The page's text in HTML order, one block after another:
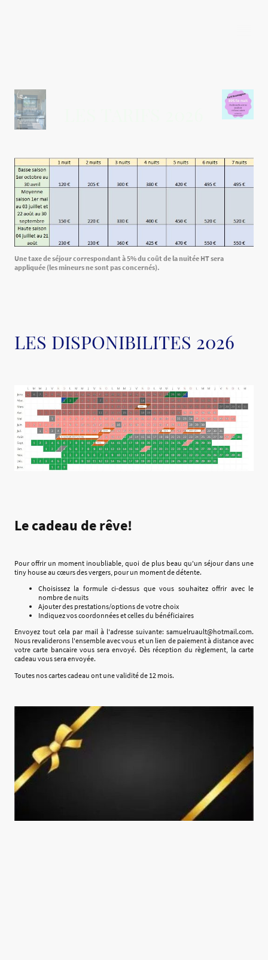
Une taxe de séjour correspondant à 5% du coût de la nuitée HT sera
appliquée (les mineurs ne sont pas concernés).
LES DISPONIBILITES 2026
Le cadeau de rêve!
Pour offrir un moment inoubliable, quoi de plus beau qu'un séjour dans une
tiny house au cœurs des vergers, pour un moment de détente.
Choisissez la formule ci-dessus que vous souhaitez offrir avec le
nombre de nuits
Ajouter des prestations/options de votre choix
Indiquez vos coordonnées et celles du bénéficiaires
Envoyez tout cela par mail à l'adresse suivante: samuelruault@hotmail.com.
Nous revaliderons l'ensemble avec vous et un lien de paiement à distance avec
votre carte bancaire vous sera envoyé. Dès réception du règlement, la carte
cadeau vous sera envoyée.
Toutes nos cartes cadeau ont une validité de 12 mois.